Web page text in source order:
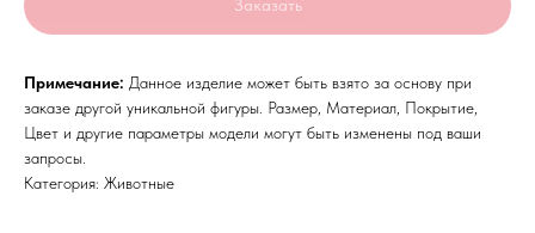
Заказать
Примечание: Данное изделие может быть взято за основу при
заказе другой уникальной фигуры. Размер, Материал, Покрытие,
Цвет и другие параметры модели могут быть изменены под ваши
запросы.
Категория: Животные